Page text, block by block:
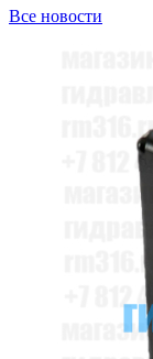
Все новости